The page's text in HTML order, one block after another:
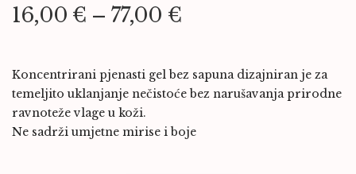
16,00 € – 77,00 €
Koncentrirani pjenasti gel bez sapuna dizajniran je za
temeljito uklanjanje nečistoće bez narušavanja prirodne
ravnoteže vlage u koži.
Ne sadrži umjetne mirise i boje